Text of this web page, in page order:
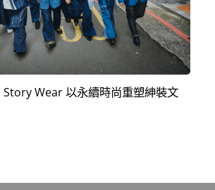
Wear 以永續時尚重塑紳裝文